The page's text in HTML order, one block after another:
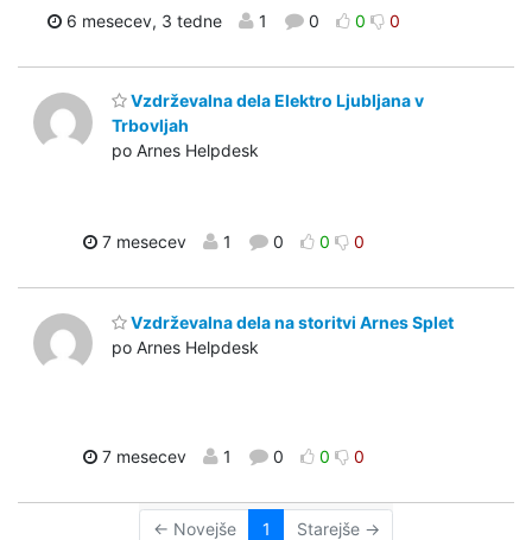
6 mesecev, 3 tedne 1 0 0 0
Vzdrževalna dela Elektro Ljubljana v
Trbovljah
po Arnes Helpdesk
7 mesecev 1 0 0 0
Vzdrževalna dela na storitvi Arnes Splet
po Arnes Helpdesk
7 mesecev 1 0 0 0
← Novejše 1 Starejše →